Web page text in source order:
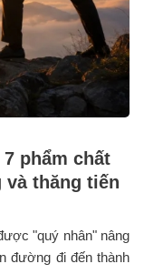
phẩm chất
thăng tiến
"quý nhân" nâng
đường đi đến thành